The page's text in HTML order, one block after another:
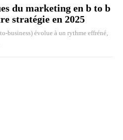
du marketing en b to b
stratégie en 2025
business) évolue à un rythme effréné,